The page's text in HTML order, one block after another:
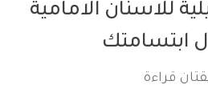
للاسنان الامامية
ابتسامتك
قراءة